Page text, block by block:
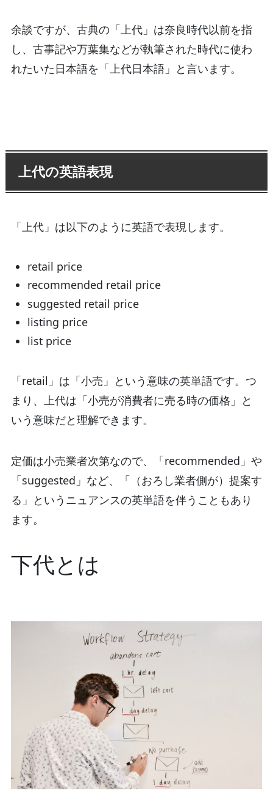
余談ですが、古典の「上代」は奈良時代以前を指
し、古事記や万葉集などが執筆された時代に使わ
れたいた日本語を「上代日本語」と言います。
上代の英語表現
「上代」は以下のように英語で表現します。
retail price
recommended retail price
suggested retail price
listing price
list price
「retail」は「小売」という意味の英単語です。つ
まり、上代は「小売が消費者に売る時の価格」と
いう意味だと理解できます。
定価は小売業者次第なので、「recommended」や
「suggested」など、「（おろし業者側が）提案す
る」というニュアンスの英単語を伴うこともあり
ます。
下代とは